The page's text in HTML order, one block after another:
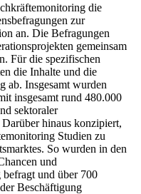
die
zur
an. Die Befragungen
gemeinsam
Für die spezifischen
die Inhalte und die
ab. Insgesamt wurden
insgesamt rund 480.000
sektoraler
Darüber hinaus konzipiert,
Studien zu
So wurden in den
und
und über 700
Beschäftigung